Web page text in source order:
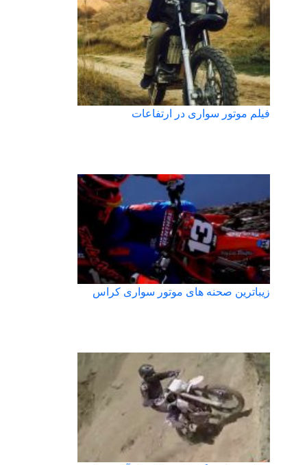
فیلم موتور سواری در ارتفاعات
زیباترین صحنه های موتور سواری کراس